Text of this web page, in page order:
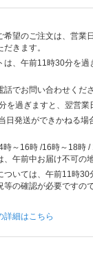
望のご注文は、営業
きます。
は、午前11時30分を過
でお問い合わせくださ
を過ぎますと、翌営業
日発送ができかねる場
時～16時 /16時～18時
午前中お届け不可の
いては、午前11時30
等の確認が必要ですの
詳細はこちら